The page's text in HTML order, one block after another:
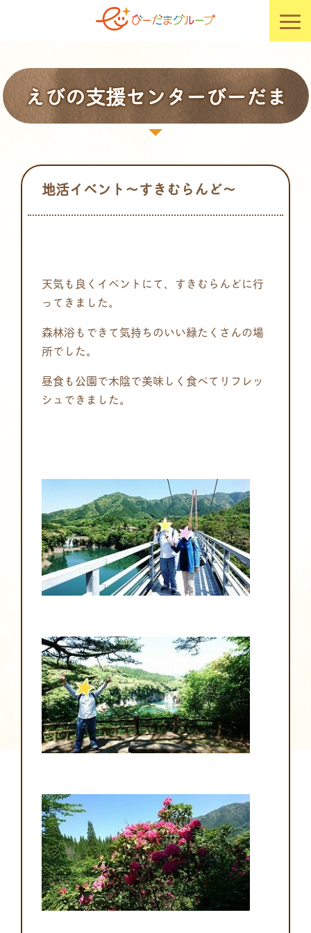
えびの支援センターびーだま
地活イベント～すきむらんど～
天気も良くイベントにて、すきむらんどに行
ってきました。
森林浴もできて気持ちのいい緑たくさんの場
所でした。
昼食も公園で木陰で美味しく食べてリフレッ
シュできました。